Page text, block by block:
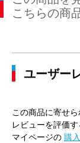
こちらの商
ユーザー
この商品に寄せら
レビューを評価
マイページの 購